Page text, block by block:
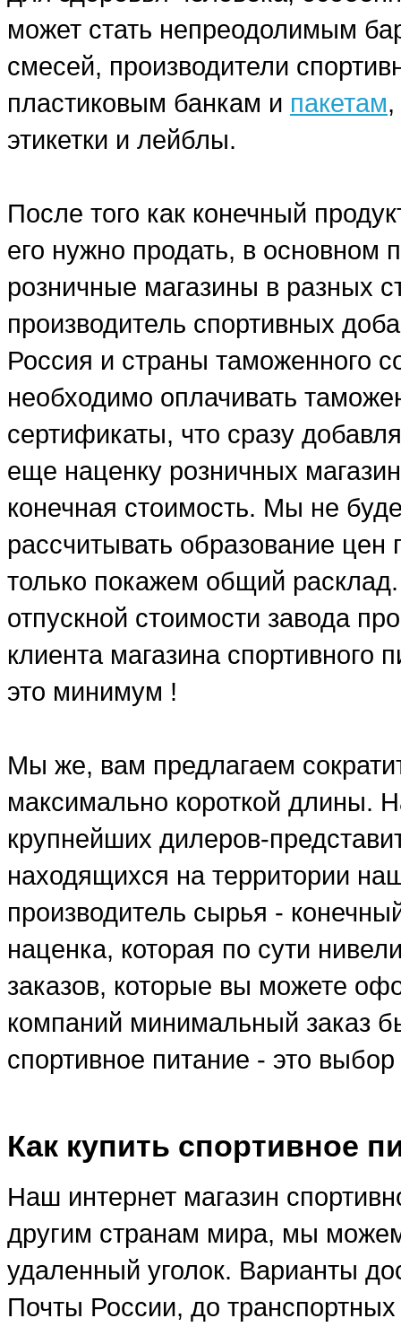
может стать непреодолимым
смесей, производители
пластиковым банкам и пакетам
этикетки и лейблы.
После того как конечный
его нужно продать, в основном
розничные магазины в разных
производитель спортивных
Россия и страны таможенного
необходимо оплачивать
сертификаты, что сразу
еще наценку розничных
конечная стоимость. Мы не
рассчитывать образование
только покажем общий
отпускной стоимости завода
клиента магазина спортивного
это минимум !
Мы же, вам предлагаем
максимально короткой длины.
крупнейших дилеров-
находящихся на территории
производитель сырья -
наценка, которая по сути
заказов, которые вы можете
компаний минимальный заказ
спортивное питание - это
Как купить спортивное
Наш интернет магазин
другим странам мира, мы
удаленный уголок. Варианты
Почты России, до